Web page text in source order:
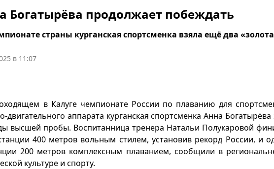
Богатырёва продолжает побеждать
страны курганская спортсменка взяла ещё два
в 11:07
в Калуге чемпионате России по плаванию для
двигательного аппарата курганская спортсменка Анна
высшей пробы. Воспитанница тренера Натальи Полукаровой
400 метров вольным стилем, установив рекорд России, и
200 метров комплексным плаванием, сообщили в
культуре и спорту.